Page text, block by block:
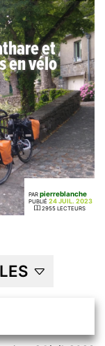
et
en vélo
PAR pierreblanche
PUBLIÉ 24 JUIL. 2023
2955 LECTEURS